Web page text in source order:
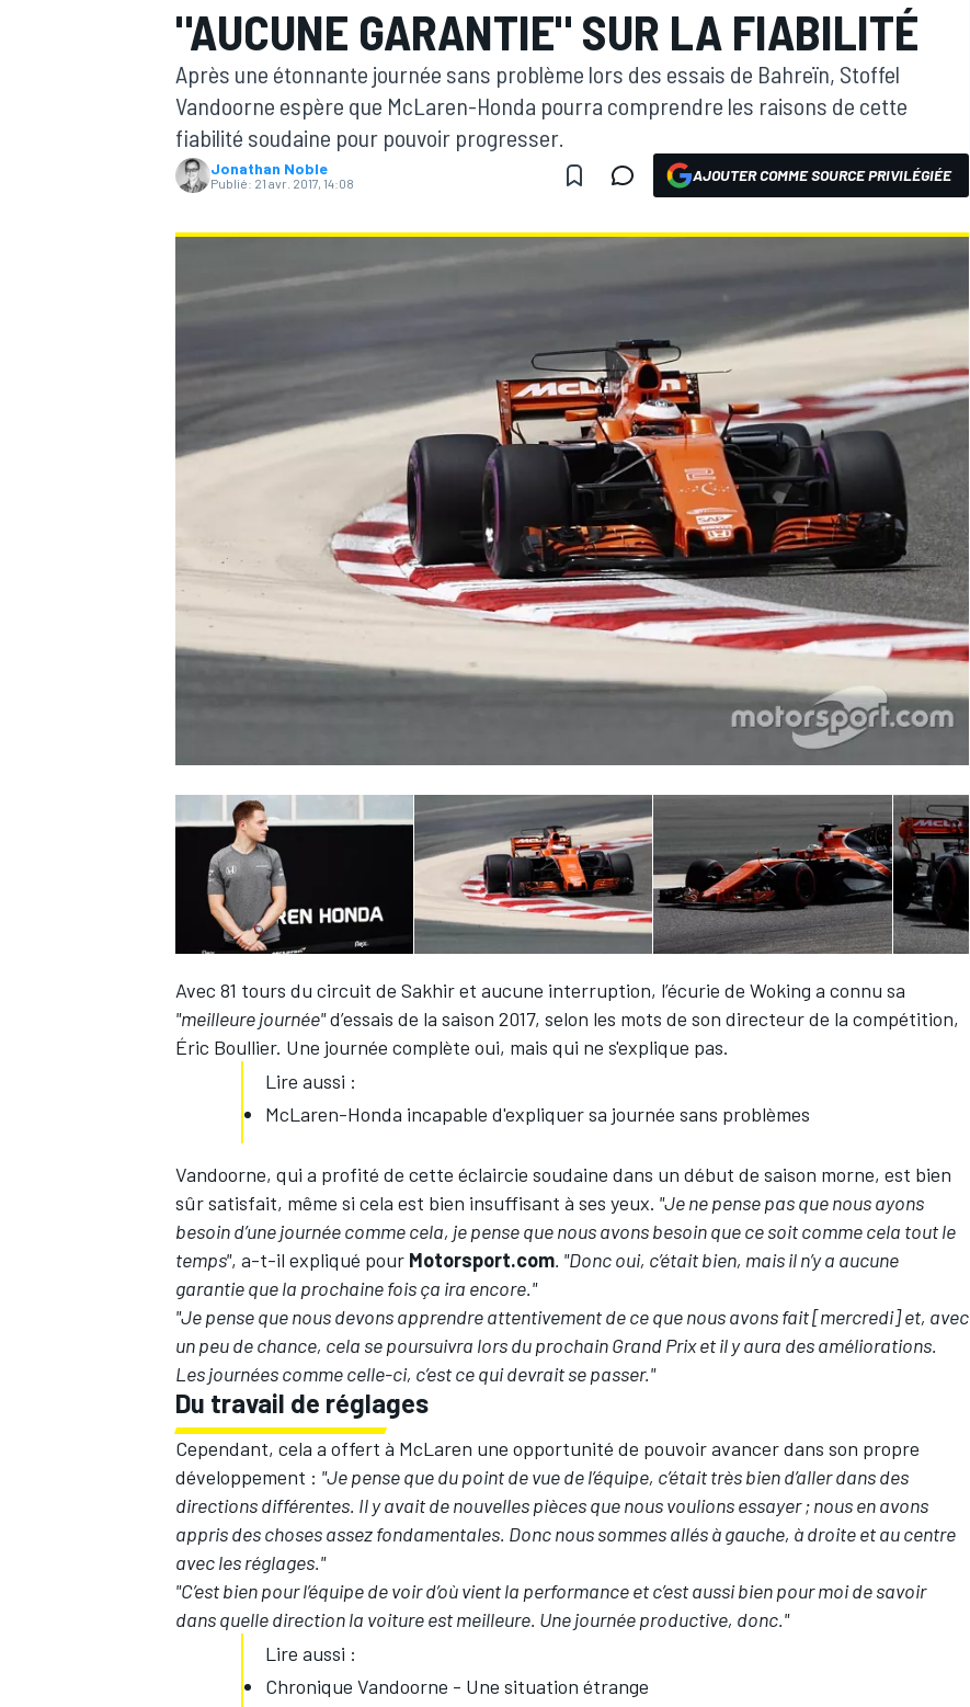
MOTOGP
"AUCUNE GARANTIE" SUR LA FIABILITÉ
Après une étonnante journée sans problème lors des essais de Bahreïn, Stoffel
Vandoorne espère que McLaren-Honda pourra comprendre les raisons de cette
fiabilité soudaine pour pouvoir progresser.
Jonathan Noble
Publié: 21 avr. 2017, 14:08 AJOUTER COMME SOURCE PRIVILÉGIÉE
Avec 81 tours du circuit de Sakhir et aucune interruption, l’écurie de Woking a connu sa
"meilleure journée"d’essais de la saison 2017, selon les mots de son directeur de la compétition,
Éric Boullier. Une journée complète oui, mais qui ne s'explique pas.
Lire aussi :
McLaren-Honda incapable d'expliquer sa journée sans problèmes
Vandoorne, qui a profité de cette éclaircie soudaine dans un début de saison morne, est bien
sûr satisfait, même si cela est bien insuffisant à ses yeux. "Je ne pense pas que nous ayons
besoin d’une journée comme cela, je pense que nous avons besoin que ce soit comme cela tout le
temps", a-t-il expliqué pour Motorsport.com. "Donc oui, c’était bien, mais il n’y a aucune
garantie que la prochaine fois ça ira encore."
"Je pense que nous devons apprendre attentivement de ce que nous avons fait [mercredi] et, avec
un peu de chance, cela se poursuivra lors du prochain Grand Prix et il y aura des améliorations.
Les journées comme celle-ci, c’est ce qui devrait se passer."
Du travail de réglages
Cependant, cela a offert à McLaren une opportunité de pouvoir avancer dans son propre
développement : "Je pense que du point de vue de l’équipe, c’était très bien d’aller dans des
directions différentes. Il y avait de nouvelles pièces que nous voulions essayer ; nous en avons
appris des choses assez fondamentales. Donc nous sommes allés à gauche, à droite et au centre
avec les réglages."
"C’est bien pour l’équipe de voir d’où vient la performance et c’est aussi bien pour moi de savoir
dans quelle direction la voiture est meilleure. Une journée productive, donc."
Lire aussi :
Chronique Vandoorne - Une situation étrange